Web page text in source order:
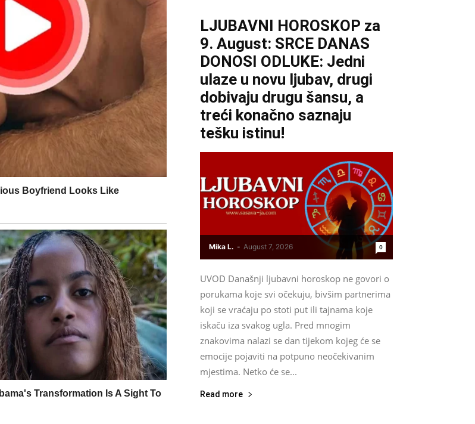
LJUBAVNI HOROSKOP za
9. August: SRCE DANAS
DONOSI ODLUKE: Jedni
ulaze u novu ljubav, drugi
dobivaju drugu šansu, a
treći konačno saznaju
tešku istinu!
Mika L. - August 7, 2026 0
UVOD Današnji ljubavni horoskop ne govori o
porukama koje svi očekuju, bivšim partnerima
koji se vraćaju po stoti put ili tajnama koje
iskaču iza svakog ugla. Pred mnogim
znakovima nalazi se dan tijekom kojeg će se
emocije pojaviti na potpuno neočekivanim
mjestima. Netko će se...
Read more